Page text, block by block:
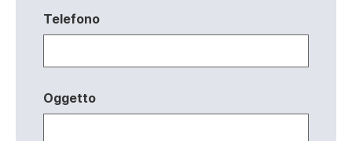
Telefono
Oggetto